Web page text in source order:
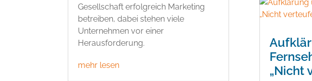
Gesellschaft erfolgreich Marketing
betreiben, dabei stehen viele
Unternehmen vor einer
Herausforderung.
mehr lesen
„Nicht